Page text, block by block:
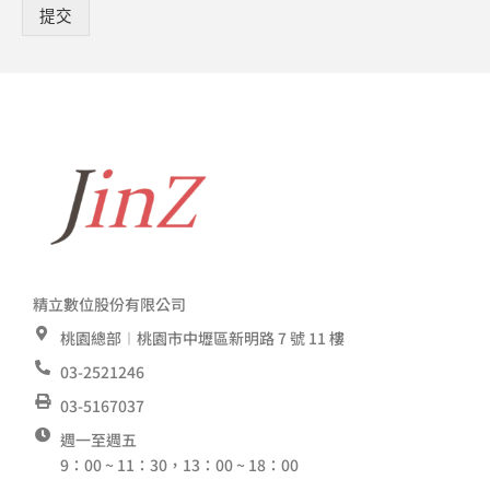
提交
精立數位股份有限公司
桃園總部︱桃園市中壢區新明路 7 號 11 樓
03-2521246
03-5167037
週一至週五
9：00 ~ 11：30，13：00 ~ 18：00